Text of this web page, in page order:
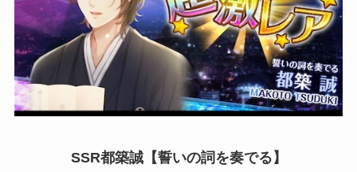
SSR都築誠【誓いの詞を奏でる】